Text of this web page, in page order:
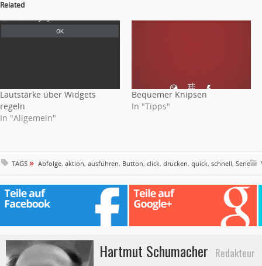
Related
Lautstärke über Widgets
regeln
In "Allgemein"
Bequemer Knipsen
In "Tipps"
TAGS » Abfolge, aktion, ausführen, Button, click, drucken, quick, schnell, Serie
Hartmut Schumacher Redakteur